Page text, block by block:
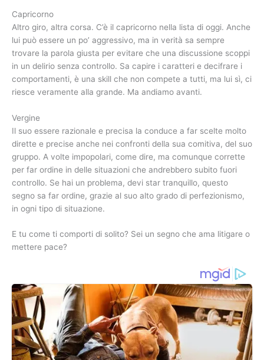
Capricorno
Altro giro, altra corsa. C’è il capricorno nella lista di oggi. Anche
lui può essere un po’ aggressivo, ma in verità sa sempre
trovare la parola giusta per evitare che una discussione scoppi
in un delirio senza controllo. Sa capire i caratteri e decifrare i
comportamenti, è una skill che non compete a tutti, ma lui sì, ci
riesce veramente alla grande. Ma andiamo avanti.
Vergine
Il suo essere razionale e precisa la conduce a far scelte molto
dirette e precise anche nei confronti della sua comitiva, del suo
gruppo. A volte impopolari, come dire, ma comunque corrette
per far ordine in delle situazioni che andrebbero subito fuori
controllo. Se hai un problema, devi star tranquillo, questo
segno sa far ordine, grazie al suo alto grado di perfezionismo,
in ogni tipo di situazione.
E tu come ti comporti di solito? Sei un segno che ama litigare o
mettere pace?